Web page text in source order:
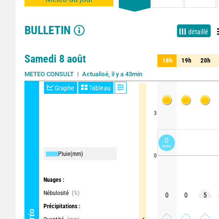
BULLETIN détaillé
Samedi 8 août
METEO CONSULT Actualisé, il y a 43min
Graphe Tableau
Pluie(mm)
Nuages :
Nébulosité (%)
Précipitations :
3
0
18h 19h 20h
18h 19h 20h
0 0 5
0
mm